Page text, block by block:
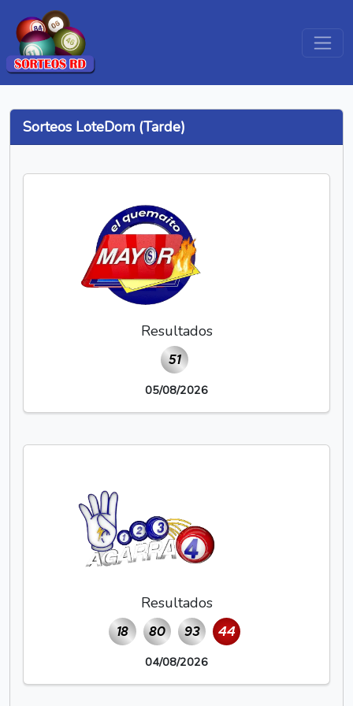
Sorteos LoteDom (Tarde)
Resultados
51
05/08/2026
Resultados
18 80 93 44
04/08/2026